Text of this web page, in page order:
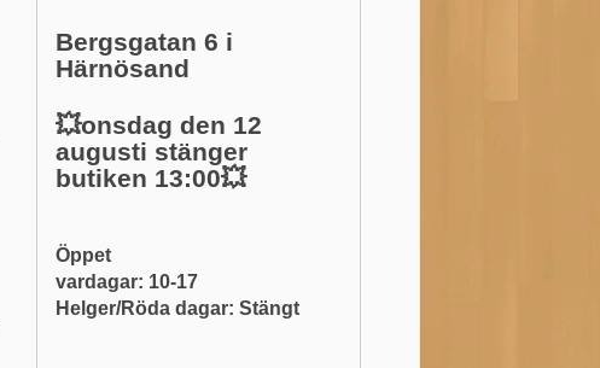
Bergsgatan 6 i
Härnösand
💥onsdag den 12
augusti stänger
butiken 13:00💥
Öppet
vardagar: 10-17
Helger/Röda dagar: Stängt